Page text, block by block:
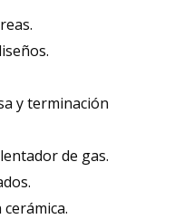
y terminación
de gas.